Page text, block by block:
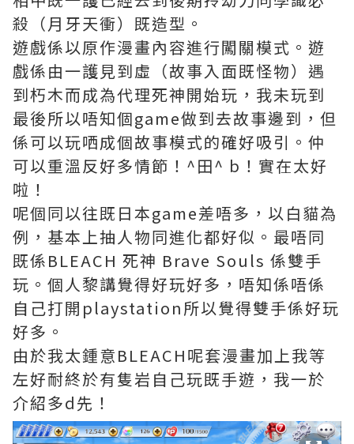
殺（月牙天衝）既造型。
遊戲係以原作漫畫內容進行闖關模式。遊
戲係由一護見到虛（故事入面既怪物）遇
到朽木而成為代理死神開始玩，我未玩到
最後所以唔知個game做到去故事邊到，但
係可以玩哂成個故事模式的確好吸引。仲
可以重溫反好多情節！^田^ b！實在太好
啦！
呢個同以往既日本game差唔多，以白貓為
例，基本上抽人物同進化都好似。最唔同
既係BLEACH 死神 Brave Souls 係雙手
玩。個人黎講覺得好玩好多，唔知係唔係
自己打開playstation所以覺得雙手係好玩
好多。
由於我太鍾意BLEACH呢套漫畫加上我等
左好耐終於有隻岩自己玩既手遊，我一於
介紹多d先！